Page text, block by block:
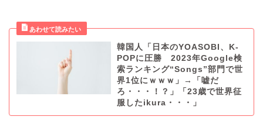
韓国人「日本のYOASOBI、K-
POPに圧勝 2023年Google検
索ランキング“Songs”部門で世
界1位にｗｗｗ」→「嘘だ
ろ・・・！？」「23歳で世界征
服したikura・・・」